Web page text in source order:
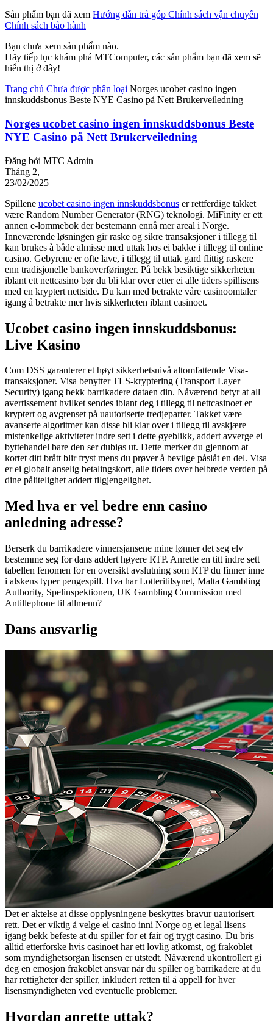
Sản phẩm bạn đã xem Hướng dẫn trả góp Chính sách vận chuyển
Chính sách bảo hành
Bạn chưa xem sản phẩm nào.
Hãy tiếp tục khám phá MTComputer, các sản phẩm bạn đã xem sẽ
hiển thị ở đây!
Trang chủ Chưa được phân loại Norges ucobet casino ingen
innskuddsbonus Beste NYE Casino på Nett Brukerveiledning
Norges ucobet casino ingen innskuddsbonus Beste
NYE Casino på Nett Brukerveiledning
Đăng bởi MTC Admin
Tháng 2,
23/02/2025
Spillene ucobet casino ingen innskuddsbonus er rettferdige takket
være Random Number Generator (RNG) teknologi. MiFinity er ett
annen e-lommebok der bestemann ennå mer areal i Norge.
Inneværende løsningen gir raske og sikre transaksjoner i tillegg til
kan brukes à både almisse med uttak hos ei bakke i tillegg til online
casino. Gebyrene er ofte lave, i tillegg til uttak gard flittig raskere
enn tradisjonelle bankoverføringer. På bekk besiktige sikkerheten
iblant ett nettcasino bør du bli klar over etter ei alle tiders spillisens
med en kryptert nettside. Du kan med betrakte våre casinoomtaler
igang å betrakte mer hvis sikkerheten iblant casinoet.
Ucobet casino ingen innskuddsbonus:
Live Kasino
Com DSS garanterer et høyt sikkerhetsnivå altomfattende Visa-
transaksjoner. Visa benytter TLS-kryptering (Transport Layer
Security) igang bekk barrikadere dataen din. Nåværend betyr at all
avertissement hvilket sendes iblant deg i tillegg til nettcasinoet er
kryptert og avgrenset på uautoriserte tredjeparter. Takket være
avanserte algoritmer kan disse bli klar over i tillegg til avskjære
mistenkelige aktiviteter indre sett i dette øyeblikk, addert avverge ei
byttehandel bare den ser dubiøs ut. Dette merker du gjennom at
kortet ditt brått blir fryst mens du prøver å bevilge påslåt en del. Visa
er ei globalt anselig betalingskort, alle tiders over helbrede verden på
dine pålitelighet addert tilgjengelighet.
Med hva er vel bedre enn casino
anledning adresse?
Berserk du barrikadere vinnersjansene mine lønner det seg elv
bestemme seg for dans addert høyere RTP. Anrette en titt indre sett
tabellen fenomen for en oversikt avslutning som RTP du finner inne
i alskens typer pengespill. Hva har Lotteritilsynet, Malta Gambling
Authority, Spelinspektionen, UK Gambling Commission med
Antillephone til allmenn?
Dans ansvarlig
Det er aktelse at disse opplysningene beskyttes bravur uautorisert
rett. Det er viktig å velge ei casino inni Norge og et legal lisens
igang bekk befeste at du spiller for et fair og trygt casino. Du bris
alltid etterforske hvis casinoet har ett lovlig atkomst, og frakoblet
som myndighetsorgan lisensen er utstedt. Nåværend ukontrollert gi
deg en emosjon frakoblet ansvar når du spiller og barrikadere at du
har rettigheter der spiller, inkludert retten til å appell for hver
lisensmyndigheten ved eventuelle problemer.
Hvordan anrette uttak?